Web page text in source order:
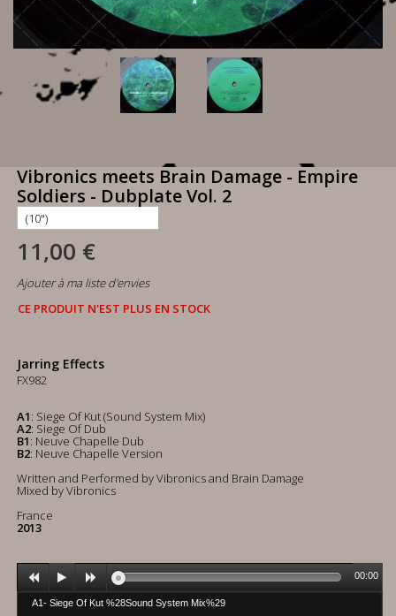
Vibronics meets Brain Damage - Empire
Soldiers - Dubplate Vol. 2
11,00 €
Ajouter à ma liste d'envies
CE PRODUIT N'EST PLUS EN STOCK
Jarring Effects
FX982
A1: Siege Of Kut (Sound System Mix)
A2: Siege Of Dub
B1: Neuve Chapelle Dub
B2: Neuve Chapelle Version
Written and Performed by Vibronics and Brain Damage
Mixed by Vibronics
France
2013
A1- Siege Of Kut %28Sound System Mix%29
00:00